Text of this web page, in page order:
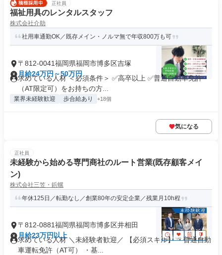
正社員
福祉用具のレンタルスタッフ
株式会社介助
社用車通勤OK／既存メイン・ノルマ無で年収800万も可
〒812-0041福岡県福岡市博多区吉塚
月給24万円～50万円
求めている人材 ＜必須条件＞ ✅高卒以上 ✅普通自動車免許
（AT限定可）をお持ちの方...
業界未経験歓迎 歩合給あり +18個
気になる
正社員
未経験から始める専門商社のルート営業(既存顧客メイ
ン)
株式会社三笠・鋲螺
年休125日／転勤なし／創業80年の安定企業／残業月10h程
〒812-0881福岡県福岡市博多区井相田
月給23万円以上
求めている人材 ＼未経験者歓迎／ 【必須スキル】 ・普通自動
車運転免許（AT可） ・基...